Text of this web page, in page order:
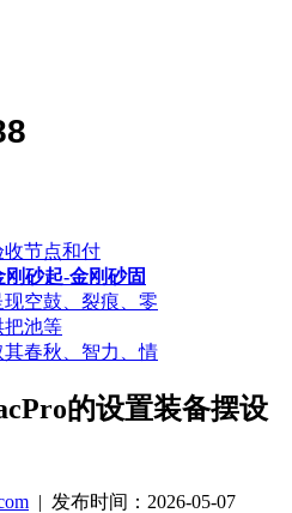
节点和付
砂起-金刚砂固
空鼓、裂痕、零
把池等
春秋、智力、情
的设置装备摆设
| 发布时间：2026-05-07